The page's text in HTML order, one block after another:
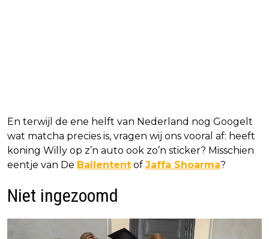
En terwijl de ene helft van Nederland nog Googelt
wat matcha precies is, vragen wij ons vooral af: heeft
koning Willy op z’n auto ook zo’n sticker? Misschien
eentje van De Ballentent of Jaffa Shoarma?
Niet ingezoomd